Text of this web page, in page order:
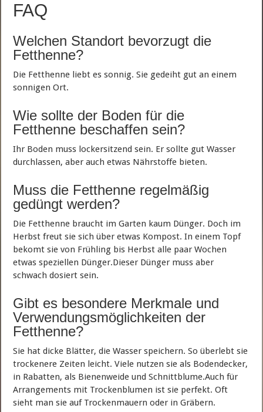
FAQ
Welchen Standort bevorzugt die
Fetthenne?
Die Fetthenne liebt es sonnig. Sie gedeiht gut an einem
sonnigen Ort.
Wie sollte der Boden für die
Fetthenne beschaffen sein?
Ihr Boden muss lockersitzend sein. Er sollte gut Wasser
durchlassen, aber auch etwas Nährstoffe bieten.
Muss die Fetthenne regelmäßig
gedüngt werden?
Die Fetthenne braucht im Garten kaum Dünger. Doch im
Herbst freut sie sich über etwas Kompost. In einem Topf
bekomt sie von Frühling bis Herbst alle paar Wochen
etwas speziellen Dünger.Dieser Dünger muss aber
schwach dosiert sein.
Gibt es besondere Merkmale und
Verwendungsmöglichkeiten der
Fetthenne?
Sie hat dicke Blätter, die Wasser speichern. So überlebt sie
trockenere Zeiten leicht. Viele nutzen sie als Bodendecker,
in Rabatten, als Bienenweide und Schnittblume.Auch für
Arrangements mit Trockenblumen ist sie perfekt. Oft
sieht man sie auf Trockenmauern oder in Gräbern.